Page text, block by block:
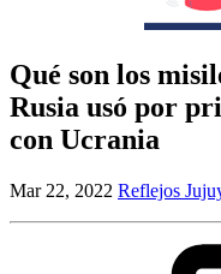
Qué son los
Rusia usó por
con Ucrania
Mar 22, 2022 Reflejos